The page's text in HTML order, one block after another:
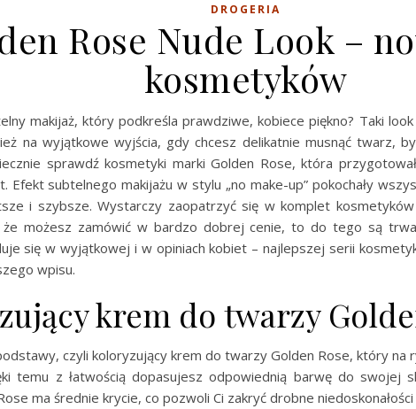
DROGERIA
Rose Nude Look –
kosmetyków
makijaż, który podkreśla prawdziwe, kobiece piękno? Taki
na wyjątkowe wyjścia, gdy chcesz delikatnie musnąć twarz,
sprawdź kosmetyki marki Golden Rose, która
Efekt subtelnego makijażu w stylu „no make-up” pokochały
i szybsze. Wystarczy zaopatrzyć się w komplet kosmetyków
możesz zamówić w bardzo dobrej cenie, to do tego są
się w wyjątkowej i w opiniach kobiet – najlepszej serii
wpisu.
krem do twarzy
czyli koloryzujący krem do twarzy Golden Rose, który
temu z łatwością dopasujesz odpowiednią barwę do swojej
ma średnie krycie, co pozwoli Ci zakryć drobne